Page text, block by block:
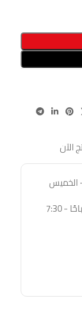
الآن
الخميس
8:30 صباحًا - 7:30